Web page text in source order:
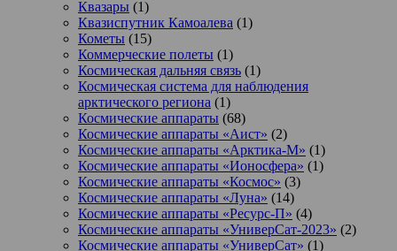
Квазары (1)
Квазиспутник Камоалева (1)
Кометы (15)
Коммерческие полеты (1)
Космическая дальняя связь (1)
Космическая система для наблюдения
арктического региона (1)
Космические аппараты (68)
Космические аппараты «Аист» (2)
Космические аппараты «Арктика-М» (1)
Космические аппараты «Ионосфера» (1)
Космические аппараты «Космос» (3)
Космические аппараты «Луна» (14)
Космические аппараты «Ресурс-П» (4)
Космические аппараты «УниверСат-2023» (2)
Космические аппараты «УниверСат» (1)